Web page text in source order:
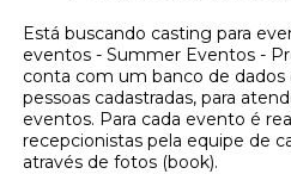
Está buscando casting para
eventos - Summer Eventos -
conta com um banco de
pessoas cadastradas, para
eventos. Para cada evento é
recepcionistas pela equipe de
através de fotos (book).